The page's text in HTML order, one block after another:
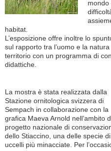
mondo
habitat.
L’esposizione offre inoltre lo
sul rapporto tra l’uomo e la
territorio con un programma di
didattiche.
La mostra è stata realizzata dalla
Stazione ornitologica svizzera di
Sempach in collaborazione con la
grafica Maeva Arnold nell’ambito
progetto nazionale di
dello Stiaccino, una delle specie di
uccelli più minacciate. Per